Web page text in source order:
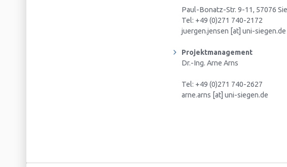
Paul-Bonatz-Str. 9-11, 57076
Tel: +49 (0)271 740-2172
juergen.jensen [at] uni-siegen.de
Projektmanagement
Dr.-Ing. Arne Arns
Tel: +49 (0)271 740-2627
arne.arns [at] uni-siegen.de